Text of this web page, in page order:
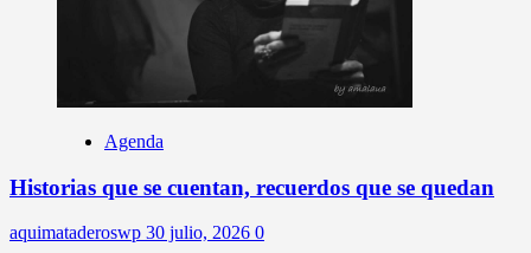
Agenda
Historias que se cuentan, recuerdos que se quedan
aquimataderoswp 30 julio, 2026 0